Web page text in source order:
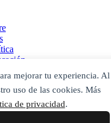
mejorar tu experiencia. Al
uso de las cookies. Más
de privacidad.